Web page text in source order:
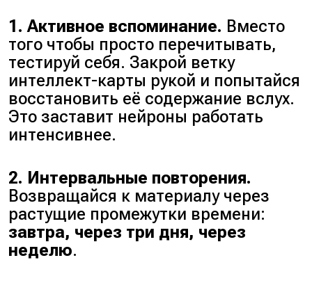
1. Активное вспоминание. Вместо
того чтобы просто перечитывать,
тестируй себя. Закрой ветку
интеллект-карты рукой и попытайся
восстановить её содержание вслух.
Это заставит нейроны работать
интенсивнее.
2. Интервальные повторения.
Возвращайся к материалу через
растущие промежутки времени:
завтра, через три дня, через
неделю.